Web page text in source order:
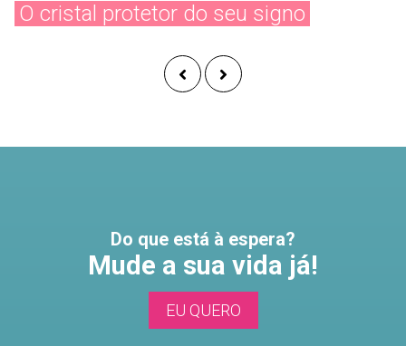
O cristal protetor do seu signo
Do que está à espera?
Mude a sua vida já!
EU QUERO